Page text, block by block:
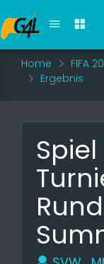
Home
FIFA
Ergebnis